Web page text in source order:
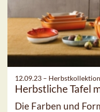
12.09.23 – Herbstkollektion
Herbstliche Tafel
Die Farben und